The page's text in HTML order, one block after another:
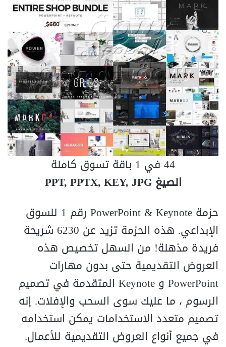
44 في 1 باقة تسوق كاملة
الصيغ PPT, PPTX, KEY, JPG
حزمة PowerPoint & Keynote رقم 1 للسوق
الإبداعي. هذه الحزمة تزيد عن 6230 شريحة
فريدة مذهلة! من السهل تخصيص هذه
العروض التقديمية حتى بدون مهارات
PowerPoint و Keynote المتقدمة في تصميم
الرسوم ، ما عليك سوى السحب والإفلات. إنه
تصميم متعدد الاستخدامات يمكن استخدامه
في جميع أنواع العروض التقديمية للأعمال.